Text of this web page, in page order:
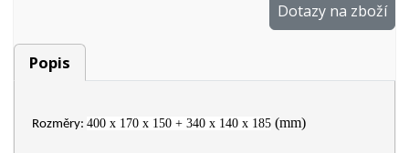
Dotazy na zboží
Popis
Rozměry: 400 x 170 x 150 + 340 x 140 x 185 (mm)